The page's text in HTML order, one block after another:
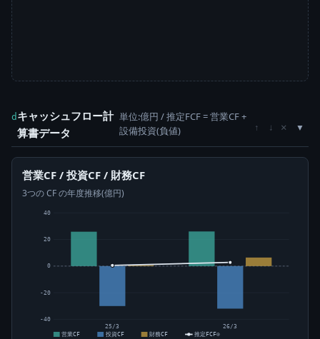
d キャッシュフロー計
算書データ
単位:億円 / 推定FCF = 営業CF +
設備投資(負値)
↑ ↓ ×
営業CF / 投資CF / 財務CF
3つの CF の年度推移(億円)
-40
-20
0
20
40
25/3
26/3
営業CF
投資CF 財務CF 推定FCF⊙